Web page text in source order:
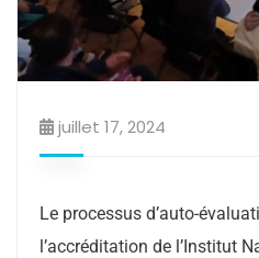
juillet 17, 2024
Le processus d’auto-
l’accréditation de l’Institut